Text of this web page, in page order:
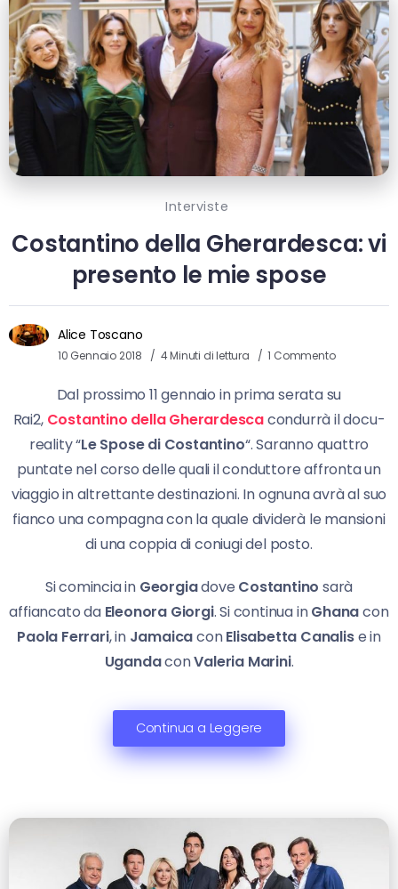
Interviste
Costantino della Gherardesca: vi
presento le mie spose
Alice Toscano
10 Gennaio 2018 4 Minuti di lettura 1 Commento
Dal prossimo 11 gennaio in prima serata su
Rai2, Costantino della Gherardescacondurrà il docu-
reality “Le Spose di Costantino“. Saranno quattro
puntate nel corso delle quali il conduttore affronta un
viaggio in altrettante destinazioni. In ognuna avrà al suo
fianco una compagna con la quale dividerà le mansioni
di una coppia di coniugi del posto.
Si comincia in Georgiadove Costantino sarà
affiancato da Eleonora Giorgi. Si continua inGhanacon
Paola Ferrari, in JamaicaconElisabetta Canalise in
UgandaconValeria Marini.
Continua a Leggere